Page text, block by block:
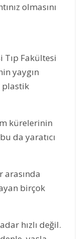
olmasını
Tıp Fakültesi
yaygın
plastik
kürelerinin
da yaratıcı
arasında
birçok
hızlı değil.